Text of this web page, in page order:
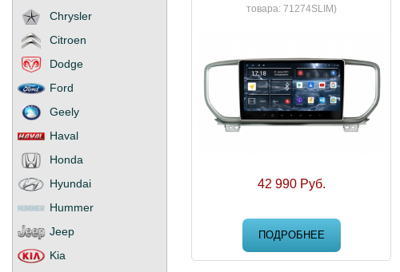
товара: 71274SLIM)
42 990 Руб.
ПОДРОБНЕЕ
Chrysler
Citroen
Dodge
Ford
Geely
Haval
Honda
Hyundai
Hummer
Jeep
Kia